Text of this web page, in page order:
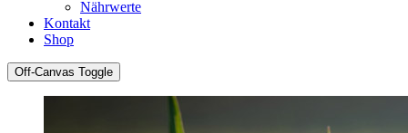
Nährwerte
Kontakt
Shop
Off-Canvas Toggle